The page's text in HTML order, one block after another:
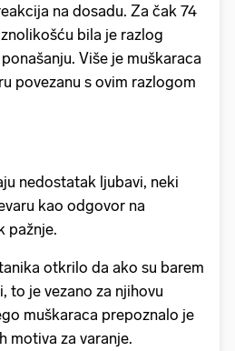
na dosadu. Za čak 74
bila je razlog
Više je muškaraca
povezanu s ovim razlogom
nedostatak ljubavi, neki
kao odgovor na
pažnje.
otkrilo da ako su barem
to je vezano za njihovu
muškaraca prepoznalo je
motiva za varanje.